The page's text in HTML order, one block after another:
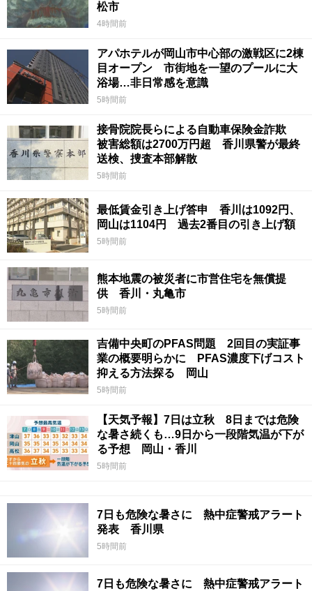
松市
4時間前
アパホテルが岡山市中心部の激戦区に2棟
目オープン 市街地を一望のプールに大
浴場…非日常感を意識
5時間前
接骨院院長らによる自動車保険金詐欺
被害総額は2700万円超 香川県警が最終
送検、捜査本部解散
5時間前
最低賃金引き上げ答申 香川は1092円、
岡山は1104円 過去2番目の引き上げ額
5時間前
熊本地震の被災者に市営住宅を無償提
供 香川・丸亀市
5時間前
吉備中央町のPFAS問題 2回目の実証事
業の概要明らかに PFAS濃度下げコスト
抑える方法探る 岡山
5時間前
【天気予報】7日は立秋 8日までは危険
な暑さ続くも…9日から一段階気温が下が
る予想 岡山・香川
5時間前
7日も危険な暑さに 熱中症警戒アラート
発表 香川県
5時間前
7日も危険な暑さに 熱中症警戒アラート